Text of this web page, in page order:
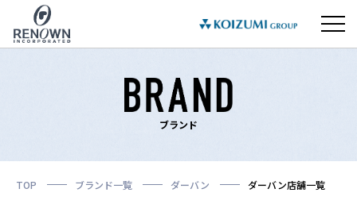
ブランド
TOP ブランド一覧 ダーバン ダーバン店舗一覧